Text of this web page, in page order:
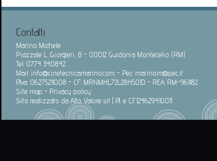
Contatti
Marino Michele
Piazzale L. Giorgieri, 8 - 00012 Guidonia Montecelio (RM)
Tel: 0774 340842
Mail: info@cinetecnicamarino.com- Pec: marino.m@pec.it
P.Iva: 06275211008 - CF: MRNMHL72L28H501D - REA: RM-961182
Site map- Privacy policy
Sito realizzato da Alto Valore srl | P.I. e C.F. 124629410011